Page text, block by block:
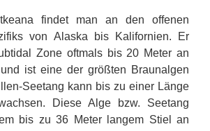
findet man an den offenen
von Alaska bis Kalifornien. Er
Zone oftmals bis 20 Meter an
ist eine der größten Braunalgen
Seetang kann bis zu einer Länge
Diese Alge bzw. Seetang
bis zu 36 Meter langem Stiel an